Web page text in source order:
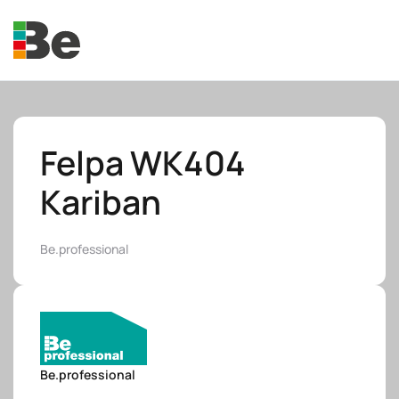
Skip to main content
Felpa WK404
Kariban
Be.professional
Be.professional